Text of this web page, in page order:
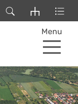
Menu